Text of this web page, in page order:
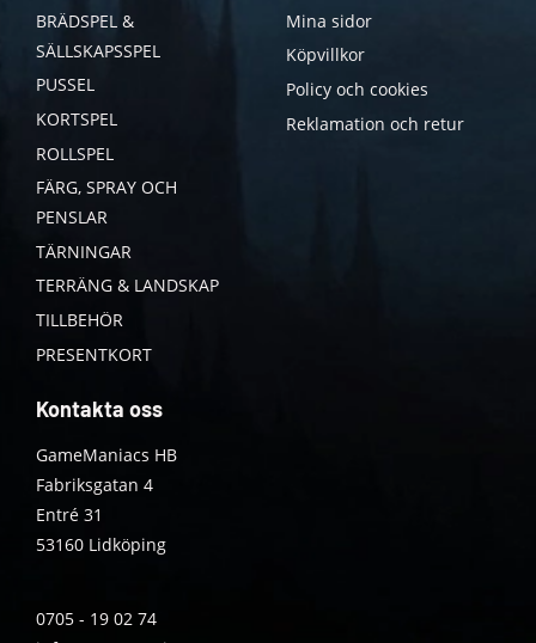
BRÄDSPEL &
SÄLLSKAPSSPEL
PUSSEL
KORTSPEL
ROLLSPEL
FÄRG, SPRAY OCH
PENSLAR
TÄRNINGAR
TERRÄNG & LANDSKAP
TILLBEHÖR
PRESENTKORT
Mina sidor
Köpvillkor
Policy och cookies
Reklamation och retur
Kontakta oss
GameManiacs HB
Fabriksgatan 4
Entré 31
53160 Lidköping
0705 - 19 02 74